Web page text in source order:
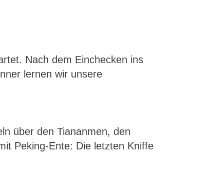
Nach dem Einchecken ins
lernen wir unsere
über den Tiananmen, den
Peking-Ente: Die letzten Kniffe